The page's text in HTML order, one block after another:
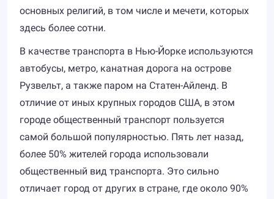
основных религий, в том числе и мечети, которых
здесь более сотни.
В качестве транспорта в Нью-Йорке используются
автобусы, метро, канатная дорога на острове
Рузвельт, а также паром на Статен-Айленд. В
отличие от иных крупных городов США, в этом
городе общественный транспорт пользуется
самой большой популярностью. Пять лет назад,
более 50% жителей города использовали
общественный вид транспорта. Это сильно
отличает город от других в стране, где около 90%